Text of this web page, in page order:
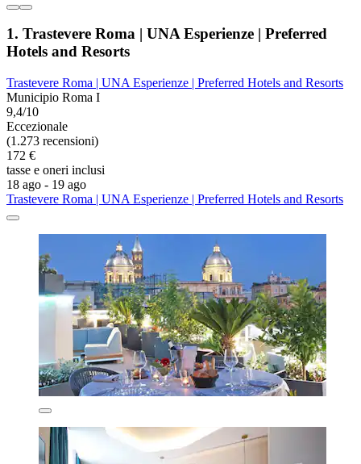
1. Trastevere Roma | UNA Esperienze | Preferred
Hotels and Resorts
Trastevere Roma | UNA Esperienze | Preferred Hotels and Resorts
Municipio Roma I
9,4/10
Eccezionale
(1.273 recensioni)
172 €
tasse e oneri inclusi
18 ago - 19 ago
Trastevere Roma | UNA Esperienze | Preferred Hotels and Resorts